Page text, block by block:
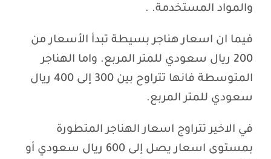
والمواد المستخدمة. .
فيما ان اسعار هناجر بسيطة تبدأ الأسعار من
200 ريال سعودي للمتر المربع. واما الهناجر
المتوسطة فانها تتراوح بين 300 إلى 400 ريال
سعودي للمتر المربع.
في الاخير تتراوج اسعار الهناجر المتطورة
بمستوى اسعار يصل إلى 600 ريال سعودي أو